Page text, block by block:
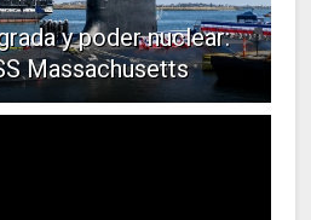
y poder nuclear:
Massachusetts